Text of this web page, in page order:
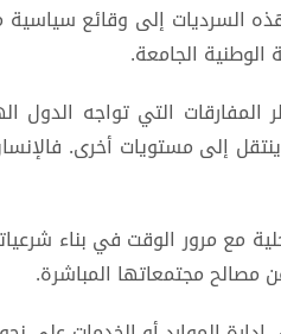
السرديات إلى وقائع
الوطنية الجامعة.
التي تواجه الدول
إلى مستويات أخرى.
مع مرور الوقت في بناء
مصالح مجتمعاتها المباشرة.